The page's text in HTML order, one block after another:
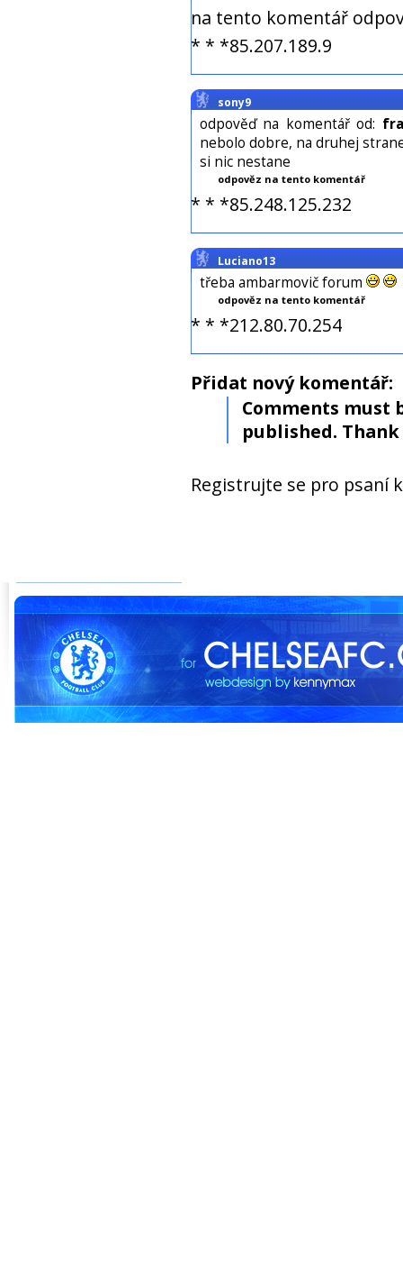
na tento komentář
* * *85.207.189.9
sony9
odpověď na komentář od:
nebolo dobre, na druhej
si nic nestane
odpověz na tento komentář
* * *85.248.125.232
Luciano13
třeba ambarmovič forum
odpověz na tento komentář
* * *212.80.70.254
Přidat nový komentář:
Comments must
published. Thank
Registrujte se pro psaní